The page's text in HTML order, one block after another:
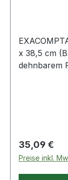
x 38,5 cm (B x H) 1-31 schwarz 31 Fäche Mit
dehnbarem
Regulärer
35,09 €
Preise inkl.